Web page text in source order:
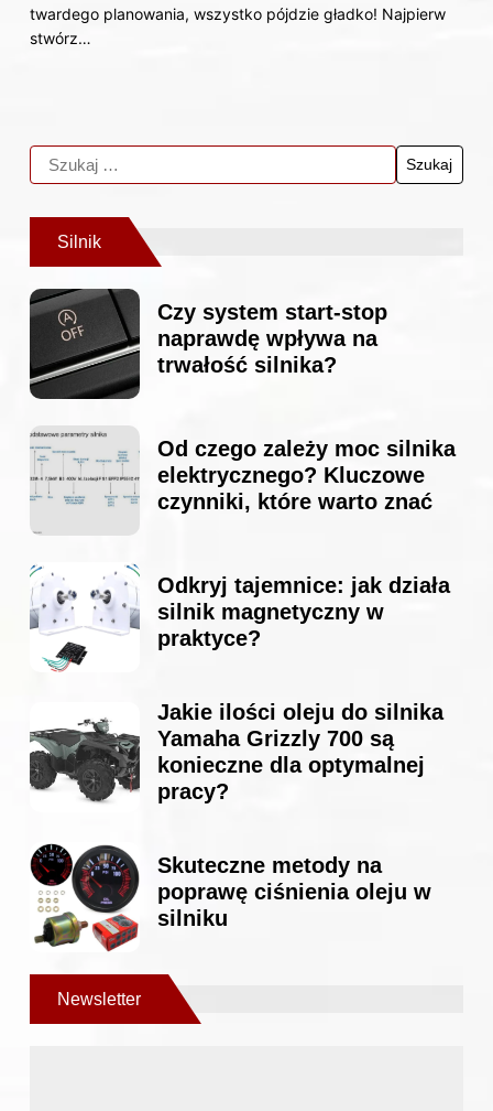
twardego planowania, wszystko pójdzie gładko! Najpierw
stwórz…
Silnik
Czy system start-stop
naprawdę wpływa na
trwałość silnika?
Od czego zależy moc silnika
elektrycznego? Kluczowe
czynniki, które warto znać
Odkryj tajemnice: jak działa
silnik magnetyczny w
praktyce?
Jakie ilości oleju do silnika
Yamaha Grizzly 700 są
konieczne dla optymalnej
pracy?
Skuteczne metody na
poprawę ciśnienia oleju w
silniku
Newsletter